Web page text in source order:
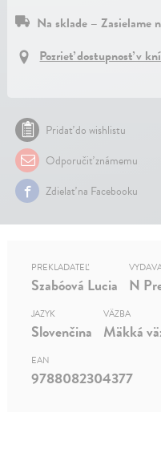
Na sklade – Zasielame
Pozrieť dostupnosť v
Pridať do wishlistu
Odporučiť známemu
Zdielať na Facebooku
PREKLADATEĽ
Szabóová Lucia N
JAZYK
Slovenčina
VÄZBA
Mäkká
EAN
9788082304377